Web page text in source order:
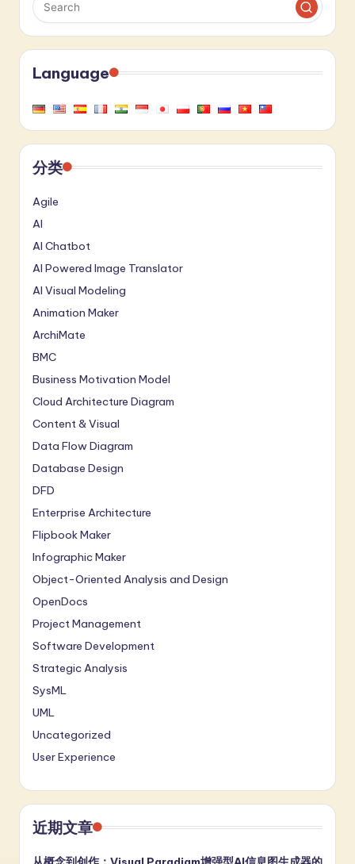
Language
分类
Agile
AI
AI Chatbot
AI Powered Image Translator
AI Visual Modeling
Animation Maker
ArchiMate
BMC
Business Motivation Model
Cloud Architecture Diagram
Content & Visual
Data Flow Diagram
Database Design
DFD
Enterprise Architecture
Flipbook Maker
Infographic Maker
Object-Oriented Analysis and Design
OpenDocs
Project Management
Software Development
Strategic Analysis
SysML
UML
Uncategorized
User Experience
近期文章